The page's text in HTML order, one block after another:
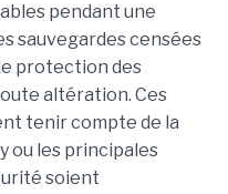
pendant une
sauvegardes censées
protection des
altération. Ces
tenir compte de la
ou les principales
soient